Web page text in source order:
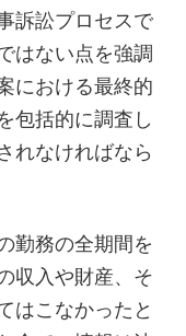
訴訟プロセスで
はない点を強調
における最終的
包括的に調査し
れなければなら
勤務の全期間を
収入や財産、そ
はこなかったと